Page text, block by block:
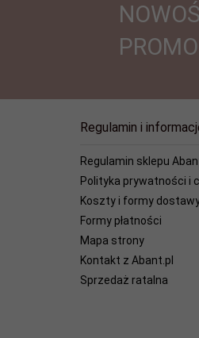
Regulamin i
Regulamin sklepu
Polityka prywatności i
Koszty i formy
Formy płatności
Mapa strony
Kontakt z Abant.pl
Sprzedaż ratalna